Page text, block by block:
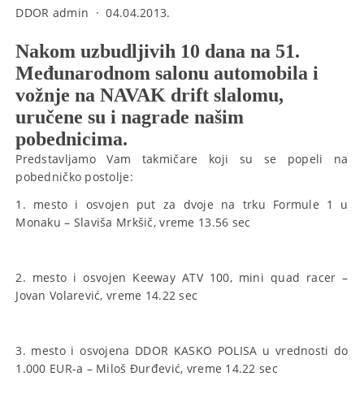
DDOR admin ·04.04.2013.
Nakom uzbudljivih 10 dana na 51.
Međunarodnom salonu automobila i
vožnje na NAVAK drift slalomu,
uručene su i nagrade našim
pobednicima.
Predstavljamo Vam takmičare koji su se popeli na
pobedničko postolje:
1. mesto i osvojen put za dvoje na trku Formule 1 u
Monaku – Slaviša Mrkšič, vreme 13.56 sec
2. mesto i osvojen Keeway ATV 100, mini quad racer –
Jovan Volarević, vreme 14.22 sec
3. mesto i osvojena DDOR KASKO POLISA u vrednosti do
1.000 EUR-a – Miloš Đurđević, vreme 14.22 sec